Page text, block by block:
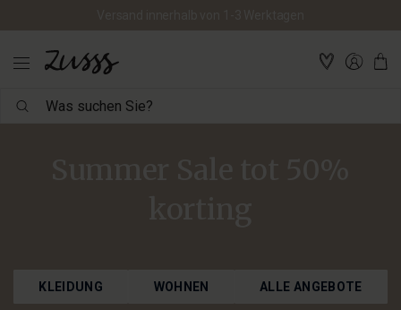
Was
KLEIDUNG WOHNEN ALLE ANGEBOTE